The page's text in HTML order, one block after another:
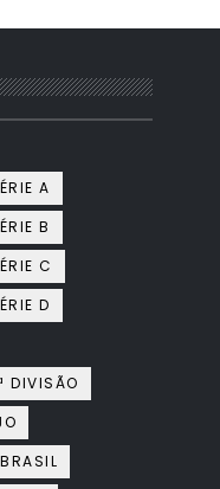
A
B
C
D
DIVISÃO